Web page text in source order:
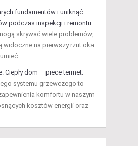
fundamentów i uniknąć
podczas inspekcji i remontu
skrywać wiele problemów,
widoczne na pierwszy rzut oka.
…
Ciepły dom – piece termet.
systemu grzewczego to
komfortu w naszym
kosztów energii oraz